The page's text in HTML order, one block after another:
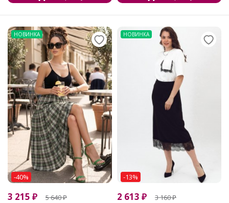
НОВИНКА
-40%
3 215 ₽ 5 640₽
НОВИНКА
-13%
2 613 ₽ 3 160₽